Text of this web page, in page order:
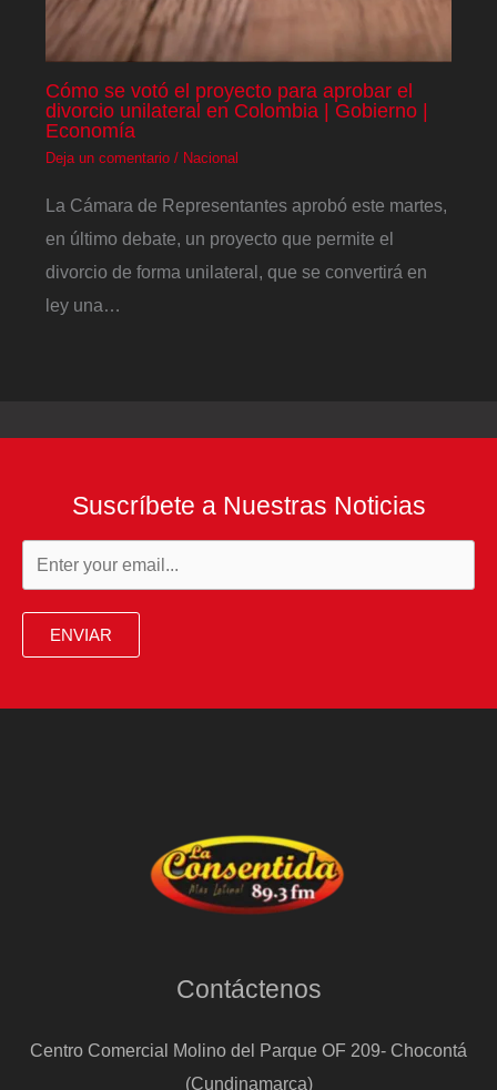
Cómo se votó el proyecto para aprobar el
divorcio unilateral en Colombia | Gobierno |
Economía
Deja un comentario / Nacional
La Cámara de Representantes aprobó este martes,
en último debate, un proyecto que permite el
divorcio de forma unilateral, que se convertirá en
ley una…
Suscríbete a Nuestras Noticias
ENVIAR
Contáctenos
Centro Comercial Molino del Parque OF 209- Chocontá
(Cundinamarca)